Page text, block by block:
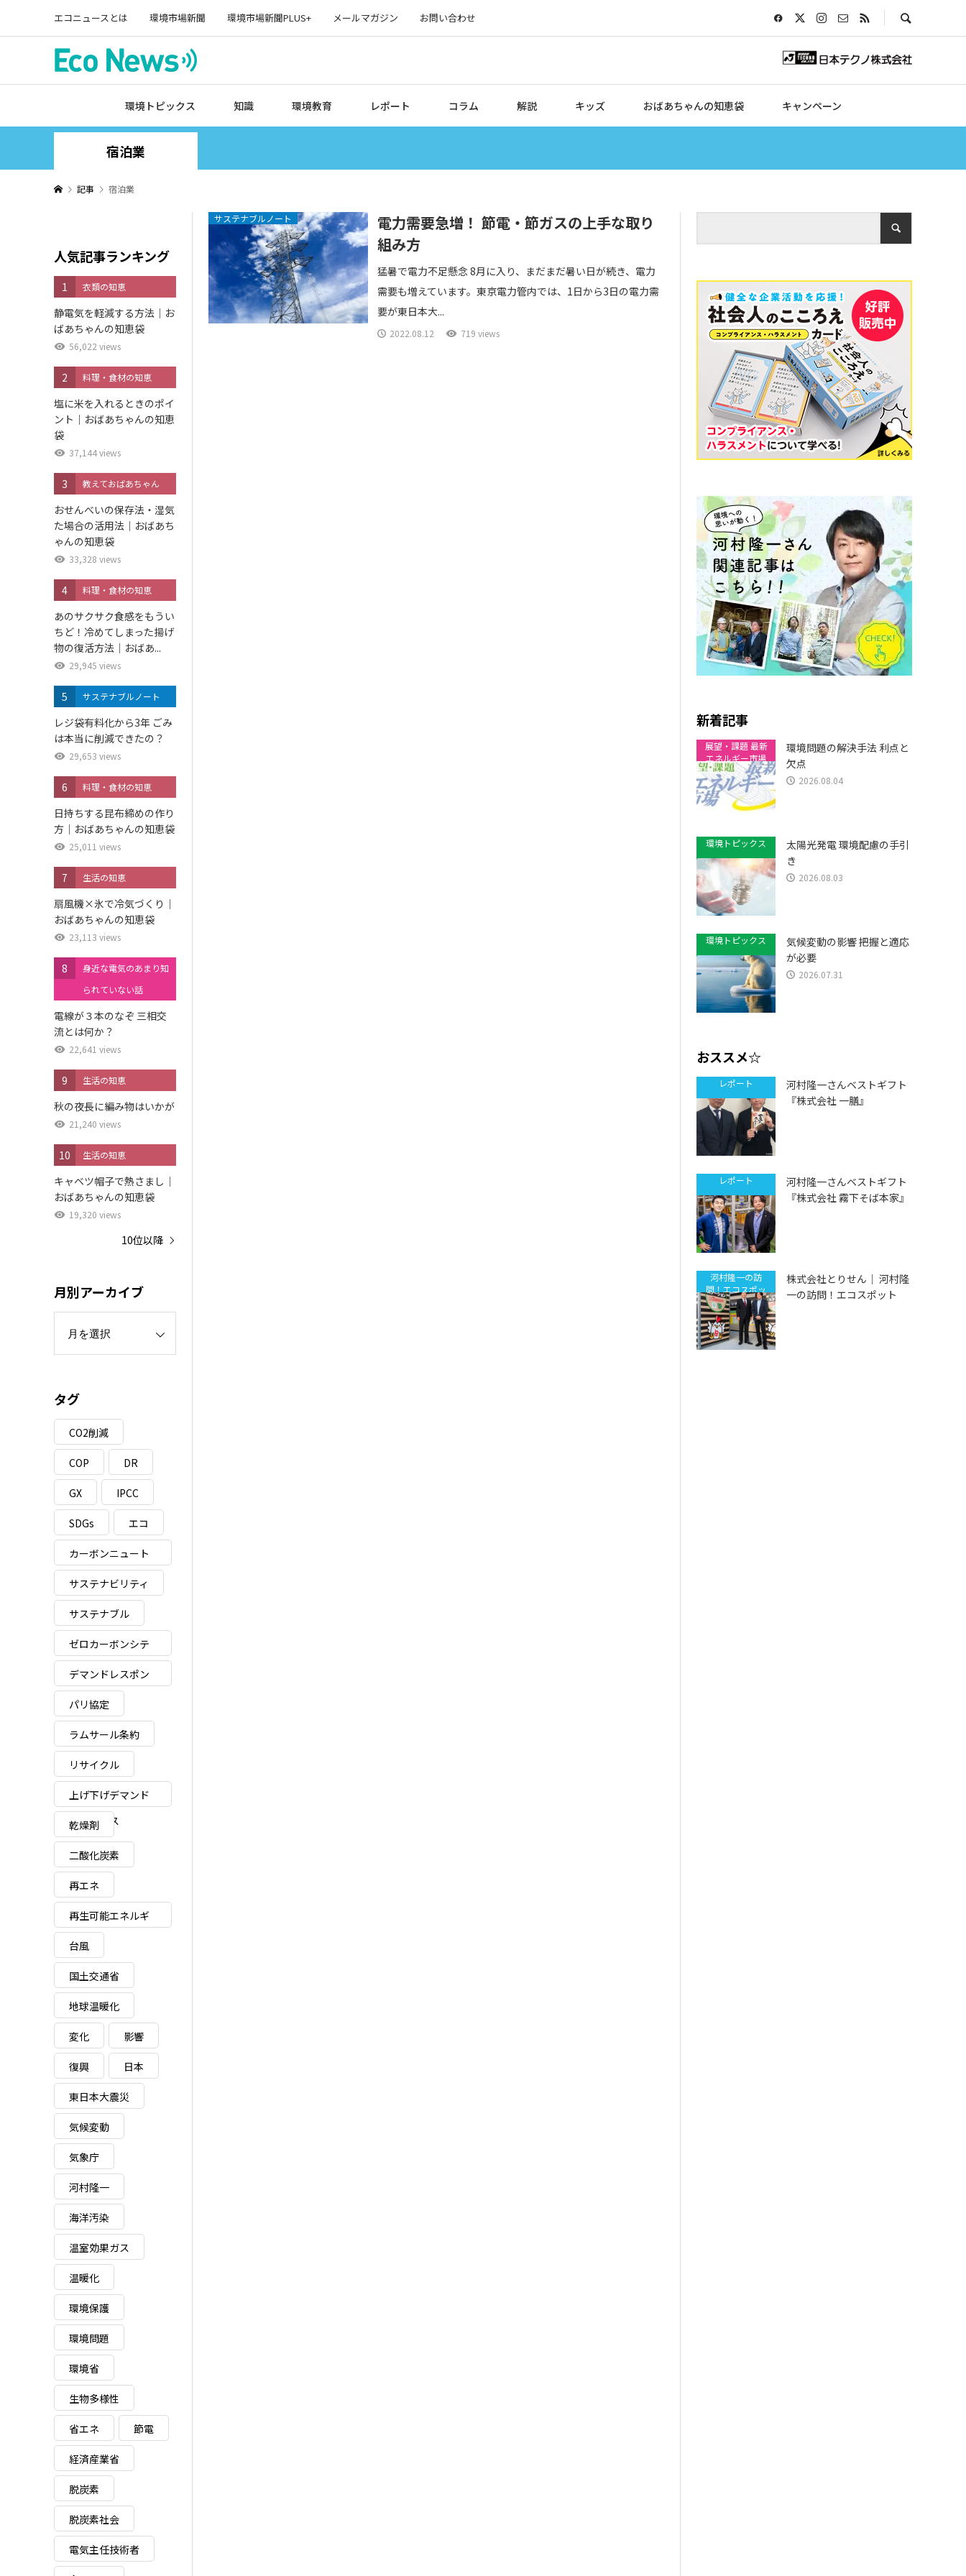
エコニュースとは 環境市場新聞 環境市場新聞PLUS+ メールマガジン お問い合わせ
環境トピックス 知識 環境教育 レポート コラム 解説 キッズ おばあちゃんの知恵袋 キャンペーン
宿泊業
記事 宿泊業
サステナブルノート
電力需要急増！ 節電・節ガスの上手な取り
組み方
猛暑で電力不足懸念 8月に入り、まだまだ暑い日が続き、電力
需要も増えています。東京電力管内では、1日から3日の電力需
要が東日本大...
2022.08.12 719 views
人気記事ランキング
1 衣類の知恵
静電気を軽減する方法｜お
ばあちゃんの知恵袋
56,022 views
2 料理・食材の知恵
塩に米を入れるときのポイ
ント｜おばあちゃんの知恵
袋
37,144 views
3 教えておばあちゃん
おせんべいの保存法・湿気
た場合の活用法｜おばあち
ゃんの知恵袋
33,328 views
4 料理・食材の知恵
あのサクサク食感をもうい
ちど！冷めてしまった揚げ
物の復活方法｜おばあ...
29,945 views
5 サステナブルノート
レジ袋有料化から3年 ごみ
は本当に削減できたの？
29,653 views
6 料理・食材の知恵
日持ちする昆布締めの作り
方｜おばあちゃんの知恵袋
25,011 views
7 生活の知恵
扇風機×氷で冷気づくり｜
おばあちゃんの知恵袋
23,113 views
8
身近な電気のあまり知
られていない話
電線が３本のなぞ 三相交
流とは何か？
22,641 views
9 生活の知恵
秋の夜長に編み物はいかが
21,240 views
10 生活の知恵
キャベツ帽子で熱さまし｜
おばあちゃんの知恵袋
19,320 views
10位以降
月別アーカイブ
タグ
CO2削減
COP DR
GX IPCC
SDGs エコ
カーボンニュート
ラル
サステナビリティ
サステナブル
ゼロカーボンシテ
ィ
デマンドレスポン
ス
パリ協定
ラムサール条約
リサイクル
上げ下げデマンド
レスポンス
乾燥剤
二酸化炭素
再エネ
再生可能エネルギ
ー
台風
国土交通省
地球温暖化
変化 影響
復興 日本
東日本大震災
気候変動
気象庁
河村隆一
海洋汚染
温室効果ガス
温暖化
環境保護
環境問題
環境省
生物多様性
省エネ 節電
経済産業省
脱炭素
脱炭素社会
電気主任技術者
新着記事
展望・課題 最新
エネルギー市場
環境問題の解決手法 利点と
欠点
2026.08.04
環境トピックス
太陽光発電 環境配慮の手引
き
2026.08.03
環境トピックス
気候変動の影響 把握と適応
が必要
2026.07.31
おススメ☆
レポート
河村隆一さんベストギフト
『株式会社 一膳』
レポート
河村隆一さんベストギフト
『株式会社 霧下そば本家』
河村隆一の訪
問！エコスポッ
ト
株式会社とりせん｜ 河村隆
一の訪問！エコスポット